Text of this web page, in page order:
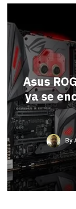
Asus
ya se
By